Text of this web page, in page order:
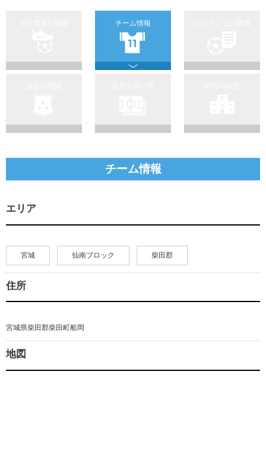
チーム情報
チーム情報
エリア
宮城 仙南ブロック 柴田郡
住所
宮城県柴田郡柴田町船岡
地図